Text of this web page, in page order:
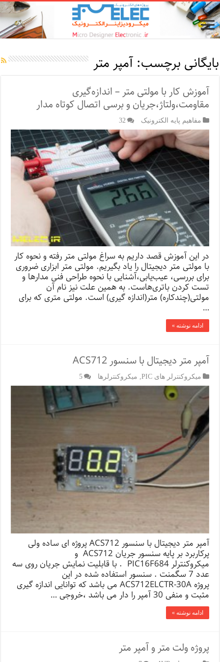
بایگانی برچسب:آمپر متر
آموزش کار با مولتی‌ متر – اندازه‌گیری
مقاومت،ولتاژ،جریان و برسی اتصال کوتاه مدار
مفاهیم پایه الکترونیک 32
در این آموزش قصد داریم به سراغ مولتی‌ متر رفته و نحوه کار
با مولتی متر دیجیتال را یاد بگیریم. مولتی‌ متر ابزاری ضروری
برای بررسی، عیب‌یابی،آشنایی با نحوه طراحی فنی مدارها و
تست کردن باتری‌هاست. به همین علت نیز نام آن
مولتی(چندکاره) متر(اندازه گیری) است. مولتی متری که برای
…
ادامه نوشته »
آمپر متر دیجیتال با سنسور ACS712
میکروکنترلر های PIC میکروکنترلرها 5
آمپر متر دیجیتال با سنسور ACS712 پروژه ای ساده ولی
پرکاربرد بر پایه سنسور جریان ACS712 و
میکروکنترلر PIC16F684 . با قابلیت نمایش جریان روی سه
عدد 7 سگمنت . سنسور استفاده شده در این
پروژه ACS712ELCTR-30A می باشد که توانایی اندازه گیری
مثبت و منفی 30 آمپر را دار می باشد ،خروجی …
ادامه نوشته »
پروژه ولت متر و آمپر متر